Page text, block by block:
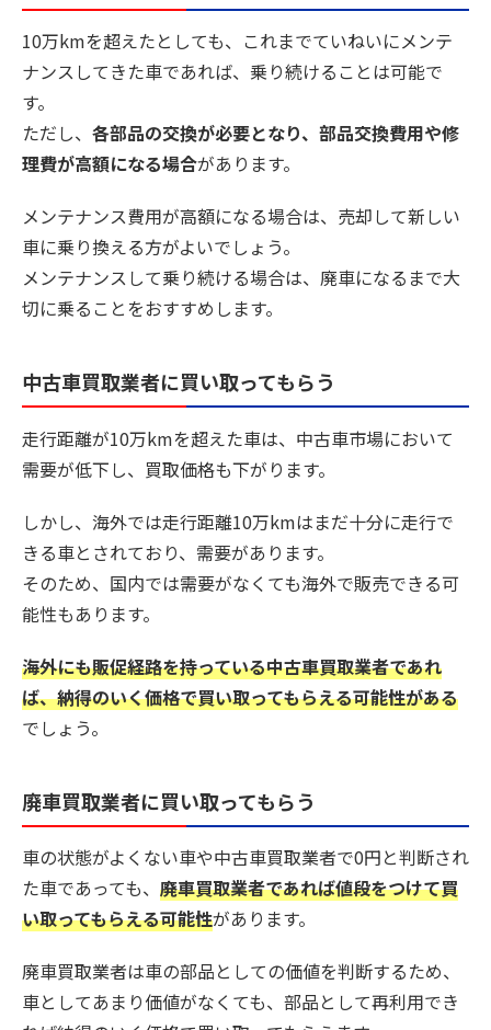
10万kmを超えたとしても、これまでていねいにメンテ
ナンスしてきた車であれば、乗り続けることは可能で
す。
ただし、 各部品の交換が必要となり、部品交換費用や修
理費が高額になる場合があります。
メンテナンス費用が高額になる場合は、売却して新しい
車に乗り換える方がよいでしょう。
メンテナンスして乗り続ける場合は、廃車になるまで大
切に乗ることをおすすめします。
中古車買取業者に買い取ってもらう
走行距離が10万kmを超えた車は、中古車市場において
需要が低下し、買取価格も下がります。
しかし、海外では走行距離10万kmはまだ十分に走行で
きる車とされており、需要があります。
そのため、国内では需要がなくても海外で販売できる可
能性もあります。
海外にも販促経路を持っている中古車買取業者であれ
ば、納得のいく価格で買い取ってもらえる可能性がある
でしょう。
廃車買取業者に買い取ってもらう
車の状態がよくない車や中古車買取業者で0円と判断され
た車であっても、 廃車買取業者であれば値段をつけて買
い取ってもらえる可能性があります。
廃車買取業者は車の部品としての価値を判断するため、
車としてあまり価値がなくても、部品として再利用でき